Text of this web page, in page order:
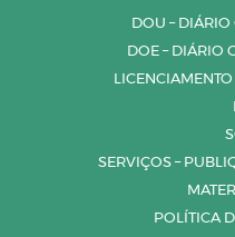
DOU –
DOE – DIÁRIO
SERVIÇOS –
POLÍTICA